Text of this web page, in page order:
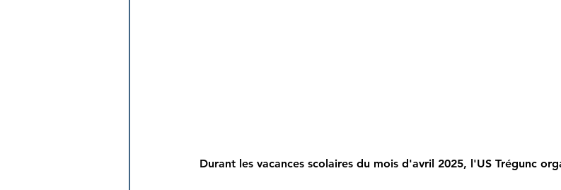
Durant les vacances scolaires du mois d'avril 2025, l'US Trégunc